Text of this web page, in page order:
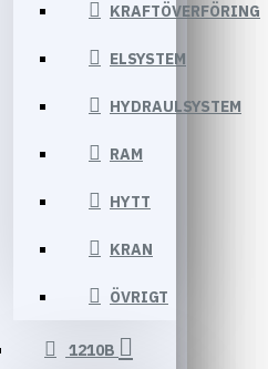
KRAFTÖVERFÖRING
ELSYSTEM
HYDRAULSYSTEM
RAM
HYTT
KRAN
ÖVRIGT
1210B